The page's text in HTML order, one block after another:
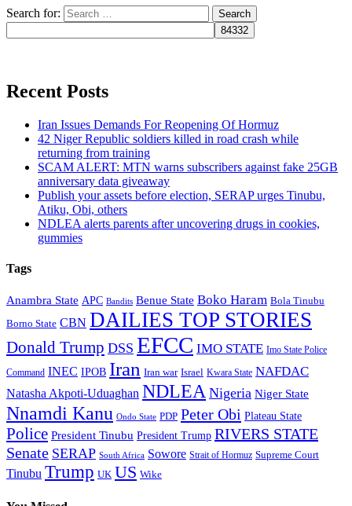
Search for:
Recent Posts
Iran Issues Demands For Reopening Of Hormuz
42 Niger Republic soldiers killed in road crash while
returning from training
SCAM ALERT: MTN warns subscribers against fake 25GB
anniversary data giveaway
Publish your assets before election, SERAP urges Tinubu,
Atiku, Obi, others
NDLEA alerts parents after uncovering drugs in cookies,
gummies
Tags
Anambra State APC Bandits Benue State Boko Haram Bola Tinubu
Borno State CBN DAILIES TOP STORIES
Donald Trump DSS EFCC IMO STATE Imo State Police
Command INEC IPOB Iran Iran war Israel Kwara State NAFDAC
Natasha Akpoti-Uduaghan NDLEA Nigeria Niger State
Nnamdi Kanu Ondo State PDP Peter Obi Plateau State
Police President Tinubu President Trump RIVERS STATE
Senate SERAP South Africa Sowore Strait of Hormuz Supreme Court
Tinubu Trump UK US Wike